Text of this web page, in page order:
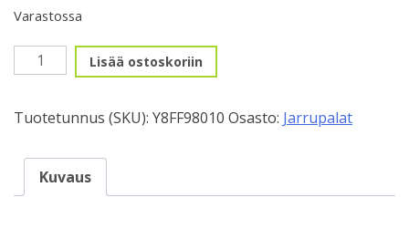
Varastossa
Levypalat
Shimano
määrä
Lisää ostoskoriin
Tuotetunnus (SKU): Y8FF98010 Osasto: Jarrupalat
Kuvaus